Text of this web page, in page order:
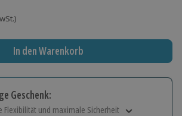
In den Warenkorb
Geschenk:
Flexibilität und maximale Sicherheit